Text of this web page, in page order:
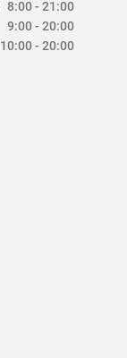
8:00 - 21:00
9:00 - 20:00
10:00 - 20:00